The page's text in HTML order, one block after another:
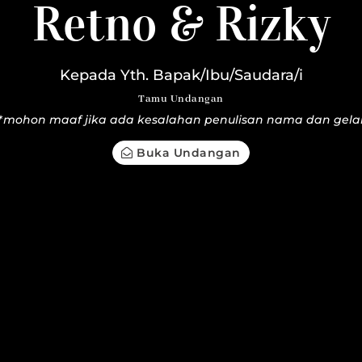
Retno & Rizky
Kepada Yth. Bapak/Ibu/Saudara/i
Tamu Undangan
maaf jika ada kesalahan penulisan nama dan
Buka Undangan